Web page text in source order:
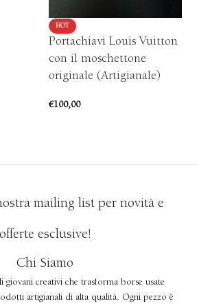
HOT
Portachiavi Louis Vuitton
con il moschettone
originale (Artigianale)
€100,00
mailing list per novità e
offerte esclusive!
Chi Siamo
giovani creativi che trasforma borse usate
artigianali di alta qualità. Ogni pezzo è